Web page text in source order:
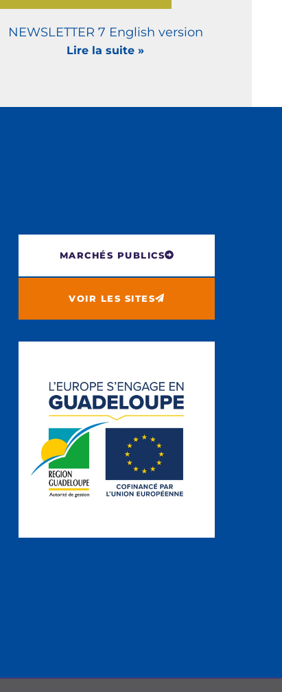
NEWSLETTER 7 English version
Lire la suite »
MARCHÉS PUBLICS
VOIR LES SITES